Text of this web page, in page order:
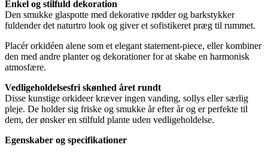
Enkel og stilfuld dekoration
Den smukke glaspotte med dekorative rødder og barkstykker
fuldender det naturtro look og giver et sofistikeret præg til rummet.
Placér orkidéen alene som et elegant statement-piece, eller kombiner
den med andre planter og dekorationer for at skabe en harmonisk
atmosfære.
Vedligeholdelsesfri skønhed året rundt
Disse kunstige orkideer kræver ingen vanding, sollys eller særlig
pleje. De holder sig friske og smukke år efter år og er perfekte til
dem, der ønsker en stilfuld plante uden vedligeholdelse.
Egenskaber og specifikationer